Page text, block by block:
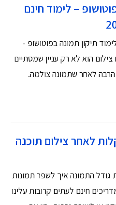
– לימוד חינם
תיקון תמונה בפוטושופ -
הוא לא רק עניין שמסתיים
לאחר שתמונה צולמה.
לאחר צילום תוכנה
התמונה איך לשפר תמונות
חינם לעתים קרובות עלינו